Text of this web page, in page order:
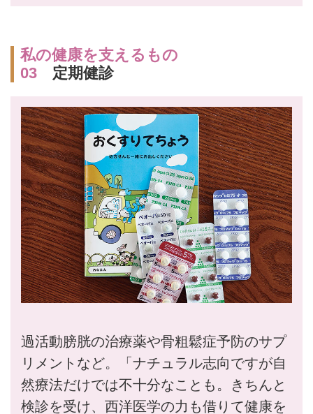
私の健康を支えるもの
03定期健診
過活動膀胱の治療薬や骨粗鬆症予防のサプ
リメントなど。「ナチュラル志向ですが自
然療法だけでは不十分なことも。きちんと
検診を受け、西洋医学の力も借りて健康を